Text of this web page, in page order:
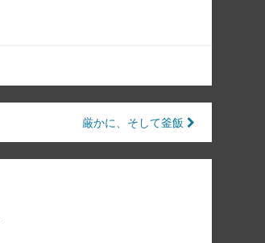
厳かに、そして釜飯